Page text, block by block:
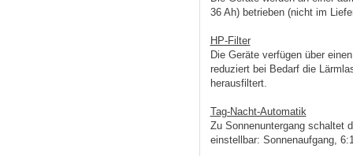
36 Ah) betrieben (nicht im
HP-Filter
Die Geräte verfügen über
reduziert bei Bedarf die
herausfiltert.
Tag-Nacht-Automatik
Zu Sonnenuntergang schaltet
einstellbar: Sonnenaufgang,